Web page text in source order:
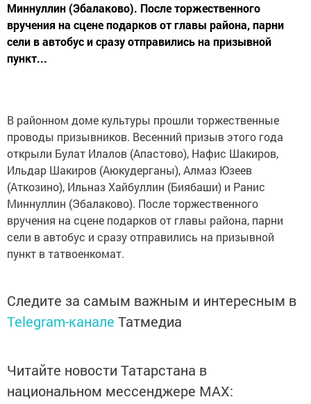
Миннуллин (Эбалаково). После торжественного
вручения на сцене подарков от главы района, парни
сели в автобус и сразу отправились на призывной
пункт...
В районном доме культуры прошли торжественные
проводы призывников. Весенний призыв этого года
открыли Булат Илалов (Апастово), Нафис Шакиров,
Ильдар Шакиров (Аюкудерганы), Алмаз Юзеев
(Аткозино), Ильназ Хайбуллин (Биябаши) и Ранис
Миннуллин (Эбалаково). После торжественного
вручения на сцене подарков от главы района, парни
сели в автобус и сразу отправились на призывной
пункт в татвоенкомат.
Следите за самым важным и интересным в
Telegram-канале Татмедиа
Читайте новости Татарстана в
национальном мессенджере MАХ: